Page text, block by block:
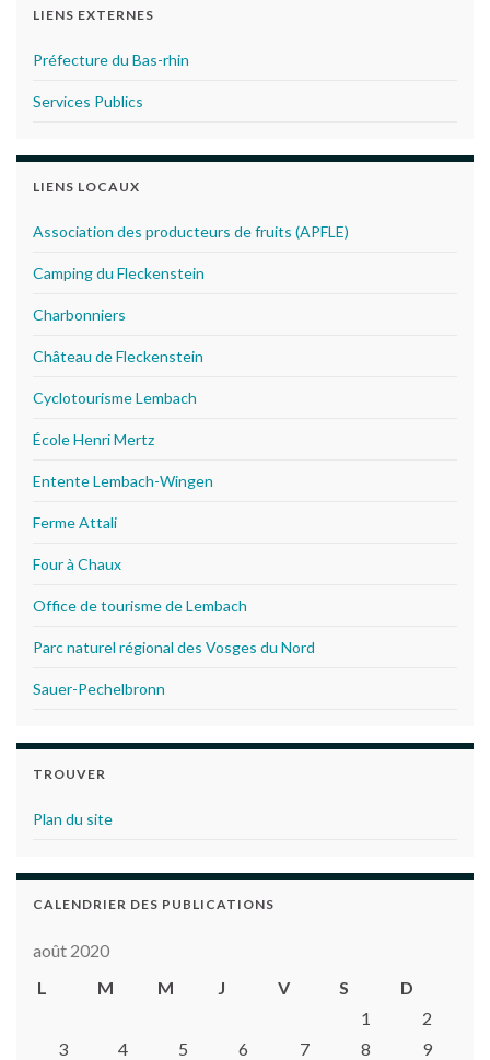
LIENS EXTERNES
Préfecture du Bas-rhin
Services Publics
LIENS LOCAUX
Association des producteurs de fruits (APFLE)
Camping du Fleckenstein
Charbonniers
Château de Fleckenstein
Cyclotourisme Lembach
École Henri Mertz
Entente Lembach-Wingen
Ferme Attali
Four à Chaux
Office de tourisme de Lembach
Parc naturel régional des Vosges du Nord
Sauer-Pechelbronn
TROUVER
Plan du site
CALENDRIER DES PUBLICATIONS
août 2020
L
M M J V S
D
1
2
3
4 5 6 7 8 9